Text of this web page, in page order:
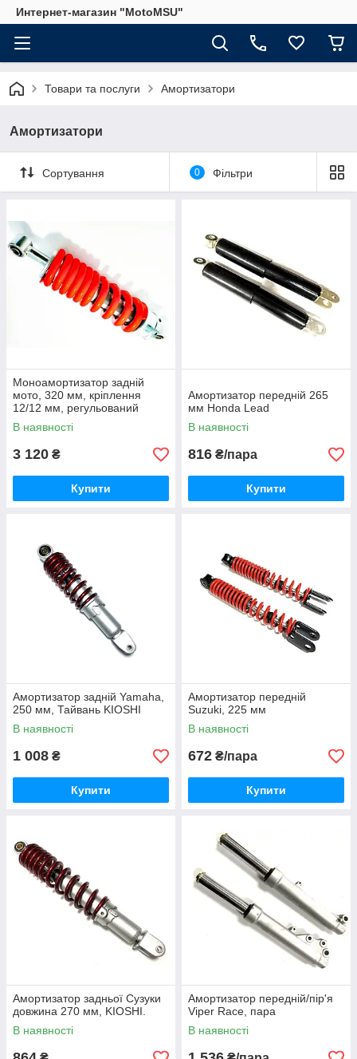
Интернет-магазин "MotoMSU"
Товари та послуги Амортизатори
Амортизатори
Сортування 0 Фільтри
Моноамортизатор задній
мото, 320 мм, кріплення
12/12 мм, регульований
В наявності
3 120 ₴
Купити
Амортизатор передній 265
мм Honda Lead
В наявності
816 ₴/пара
Купити
Амортизатор задній Yamaha,
250 мм, Тайвань KIOSHI
В наявності
1 008 ₴
Купити
Амортизатор передній
Suzuki, 225 мм
В наявності
672 ₴/пара
Купити
Амортизатор задньої Сузуки
довжина 270 мм, KIOSHI.
В наявності
Амортизатор передній/пір'я
Viper Race, пара
В наявності